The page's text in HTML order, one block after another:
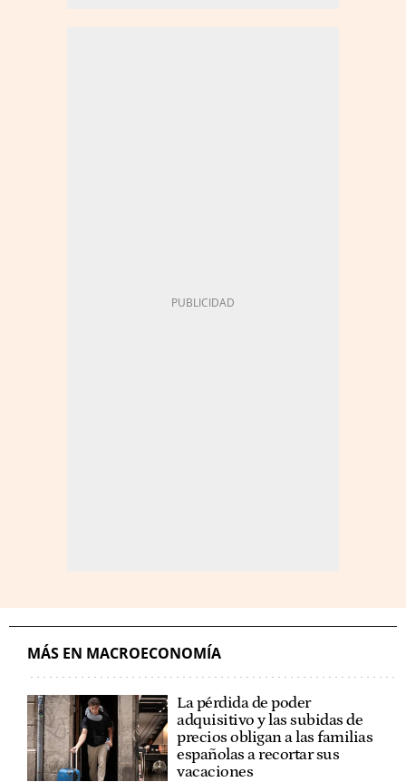
MÁS EN MACROECONOMÍA
La pérdida de poder
adquisitivo y las subidas de
precios obligan a las familias
españolas a recortar sus
vacaciones